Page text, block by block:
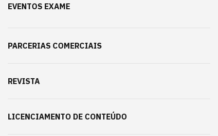
EVENTOS EXAME
PARCERIAS COMERCIAIS
REVISTA
LICENCIAMENTO DE CONTEÚDO